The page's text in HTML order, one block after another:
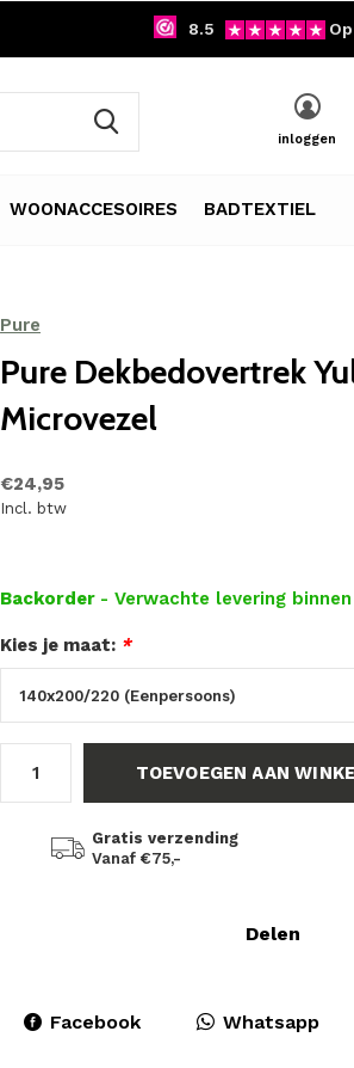
WOONACCESOIRES BADTEXTIEL
inloggen
8.5
Pure
Pure Dekbedovertrek
Microvezel
€24,95
Incl. btw
Backorder - Verwachte levering
Kies je maat: *
TOEVOEGEN AAN
Gratis verzending
Vanaf €75,-
Delen
Facebook Whatsapp